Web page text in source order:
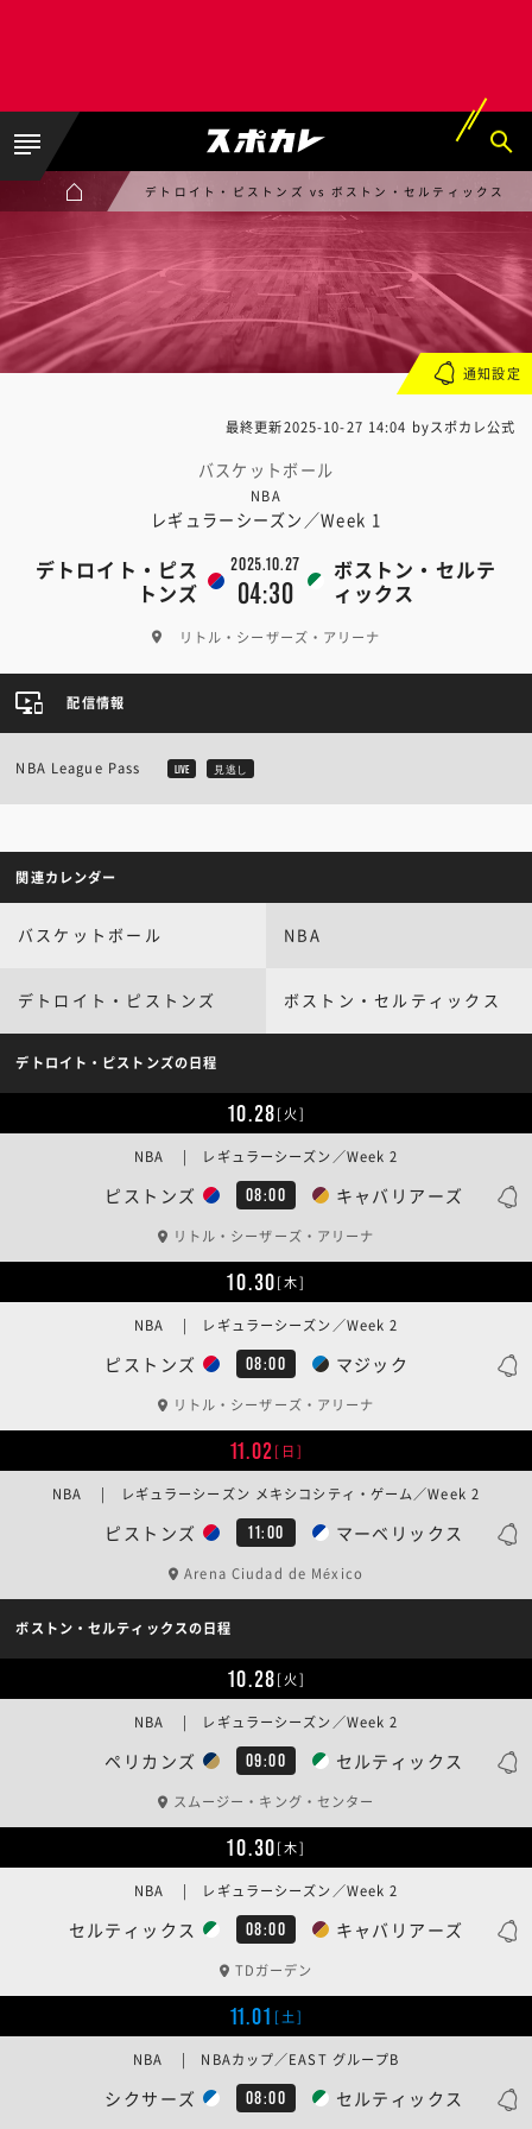
デトロイト・ピストンズ vs ボストン・セルティックス
最終更新2025-10-27 14:04 byスポカレ公式
バスケットボール
NBA
レギュラーシーズン／Week 1
デトロイト・ピス
トンズ
2025.10.27
04:30
ボストン・セルテ
ィックス
リトル・シーザーズ・アリーナ
通知設定
配信情報
NBA League Pass LIVE 見逃し
関連カレンダー
バスケットボール NBA
デトロイト・ピストンズ ボストン・セルティックス
デトロイト・ピストンズの日程
10.28[火]
ピストンズ 08:00 キャバリアーズ
NBA | レギュラーシーズン／Week 2
リトル・シーザーズ・アリーナ
10.30[木]
ピストンズ 08:00 マジック
NBA | レギュラーシーズン／Week 2
リトル・シーザーズ・アリーナ
11.02[日]
ピストンズ 11:00 マーベリックス
NBA | レギュラーシーズン メキシコシティ・ゲーム／Week 2
Arena Ciudad de México
ボストン・セルティックスの日程
10.28[火]
ペリカンズ 09:00 セルティックス
NBA | レギュラーシーズン／Week 2
スムージー・キング・センター
10.30[木]
セルティックス 08:00 キャバリアーズ
NBA | レギュラーシーズン／Week 2
TDガーデン
11.01 [土]
シクサーズ 08:00 セルティックス
NBA | NBAカップ／EAST グループB